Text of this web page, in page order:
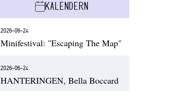
KALENDERN
2026-06-24
Minifestival: "Escaping The Map"
2026-06-24
HANTERINGEN, Bella Boccard